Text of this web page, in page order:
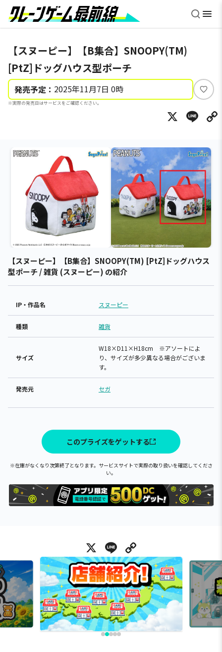
【スヌーピー】【B集合】SNOOPY(TM)
[PtZ]ドッグハウス型ポーチ
発売予定： 2025年11月7日 0時
※実際の発売日はサービスをご確認ください。
い
ね
X
【スヌーピー】【B集合】SNOOPY(TM) [PtZ]ドッグハウス
型ポーチ / 雑貨 (スヌーピー) の紹介
IP・作品名 スヌーピー
種類 雑貨
サイズ
W18×D11×H18cm ※アソートによ
り、サイズが多少異なる場合がございま
す。
発売元 セガ
このプライズをゲットする
※在庫がなくなり次第終了となります。サービスサイトで実際の取り扱いを確認してくださ
い。
X Line